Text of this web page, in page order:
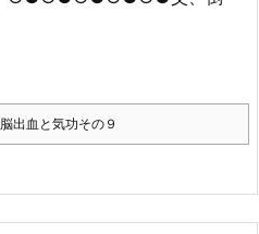
脳出血と気功その９